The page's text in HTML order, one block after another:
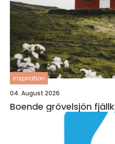
inspiration
04. August 2026
Boende